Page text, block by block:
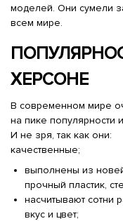
моделей. Они сумели
всем мире.
ХЕРСОНЕ
В современном мире
на пике популярности
И не зря, так как они:
качественные;
выполнены из
прочный пластик,
насчитывают
вкус и цвет;